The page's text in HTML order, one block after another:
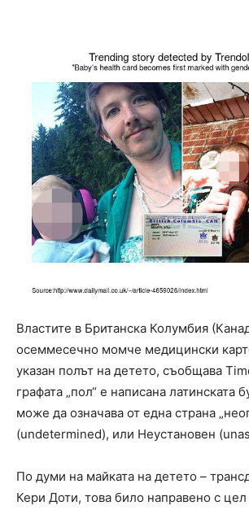
Властите в Британска Колумбия
осеммесечно момче медицински
указан полът на детето, съобщава
графата „пол“ е написана латинската
може да означава от една страна
(undetermined), или Неустановен
По думи на майката на детето –
Кери Доти, това било направено с